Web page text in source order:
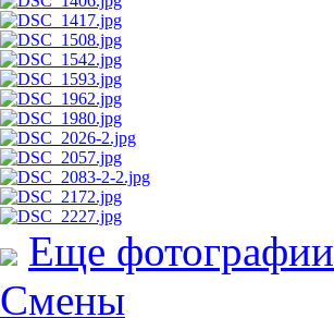
Еще фотографии
Смены